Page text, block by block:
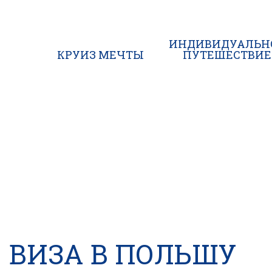
КРУИЗ МЕЧТЫ ПУТЕШЕСТВИЕ
ВИЗА В ПОЛЬШУ